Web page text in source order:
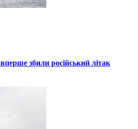
збили російський літак